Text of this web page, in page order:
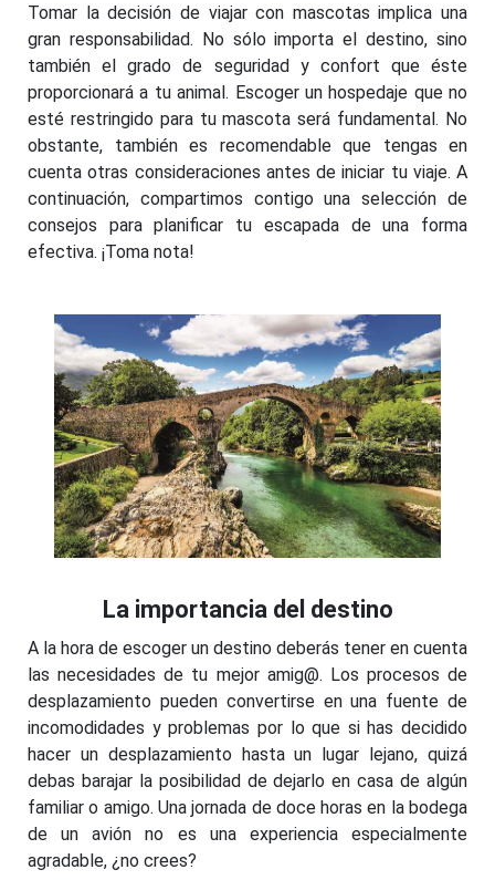
Tomar la decisión de viajar con mascotas implica una
gran responsabilidad. No sólo importa el destino, sino
también el grado de seguridad y confort que éste
proporcionará a tu animal. Escoger un hospedaje que no
esté restringido para tu mascota será fundamental. No
obstante, también es recomendable que tengas en
cuenta otras consideraciones antes de iniciar tu viaje. A
continuación, compartimos contigo una selección de
consejos para planificar tu escapada de una forma
efectiva. ¡Toma nota!
La importancia del destino
A la hora de escoger un destino deberás tener en cuenta
las necesidades de tu mejor amig@. Los procesos de
desplazamiento pueden convertirse en una fuente de
incomodidades y problemas por lo que si has decidido
hacer un desplazamiento hasta un lugar lejano, quizá
debas barajar la posibilidad de dejarlo en casa de algún
familiar o amigo. Una jornada de doce horas en la bodega
de un avión no es una experiencia especialmente
agradable, ¿no crees?